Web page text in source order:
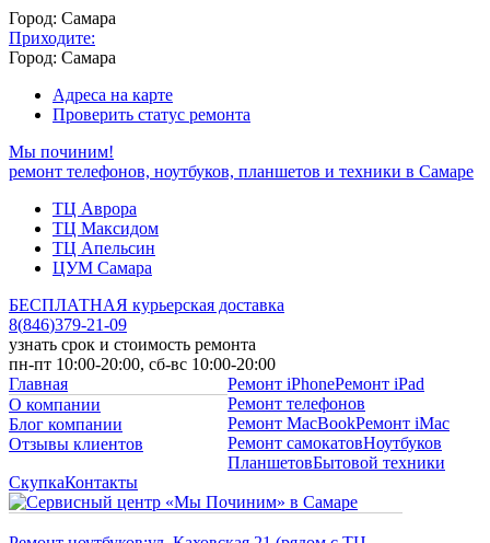
Город: Самара
Приходите:
Город: Самара
Адреса на карте
Проверить статус ремонта
Мы починим!
ремонт телефонов, ноутбуков, планшетов и техники в Самаре
ТЦ Аврора
ТЦ Максидом
ТЦ Апельсин
ЦУМ Самара
БЕСПЛАТНАЯ курьерская доставка
8(846)379-21-09
узнать срок и стоимость ремонта
пн-пт 10:00-20:00, сб-вс 10:00-20:00
Главная
О компании
Блог компании
Отзывы клиентов
Ремонт iPhoneРемонт iPad
Ремонт телефонов
Ремонт MacBookРемонт iMac
Ремонт самокатовНоутбуков
ПланшетовБытовой техники
СкупкаКонтакты